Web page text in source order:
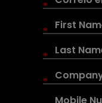
*
*
*
*